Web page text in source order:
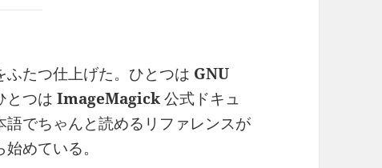
たつ仕上げた。ひとつは GNU
とつはImageMagick公式ドキュ
でちゃんと読めるリファレンスが
めている。